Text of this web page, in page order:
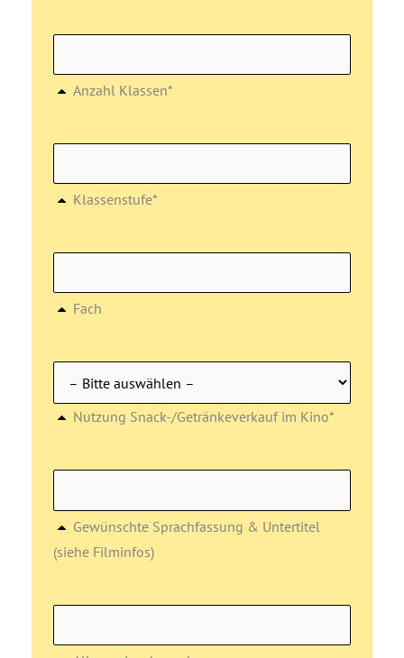
Anzahl Klassen*
Klassenstufe*
Fach
Nutzung Snack-/Getränkeverkauf im Kino*
Gewünschte Sprachfassung & Untertitel
(siehe Filminfos)